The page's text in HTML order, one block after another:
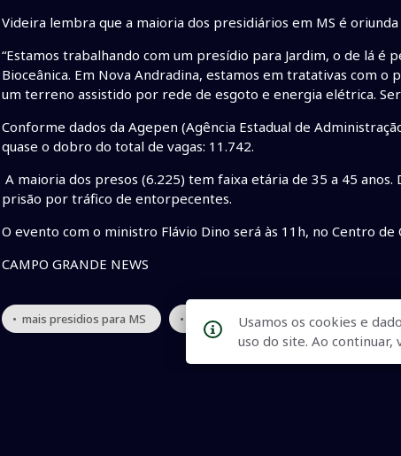
Videira lembra que a maioria dos presidiários em MS é
“Estamos trabalhando com um presídio para Jardim, o de lá é
Bioceânica. Em Nova Andradina, estamos em tratativas com
um terreno assistido por rede de esgoto e energia elétrica.
Conforme dados da Agepen (Agência Estadual de
quase o dobro do total de vagas: 11.742.
A maioria dos presos (6.225) tem faixa etária de 35 a 45
prisão por tráfico de entorpecentes.
O evento com o ministro Flávio Dino será às 11h, no Centro de
CAMPO GRANDE NEWS
• mais presidios para MS • ministro Flavio Dino • recursos
Usamos os cookies e
uso do site. Ao continuar,